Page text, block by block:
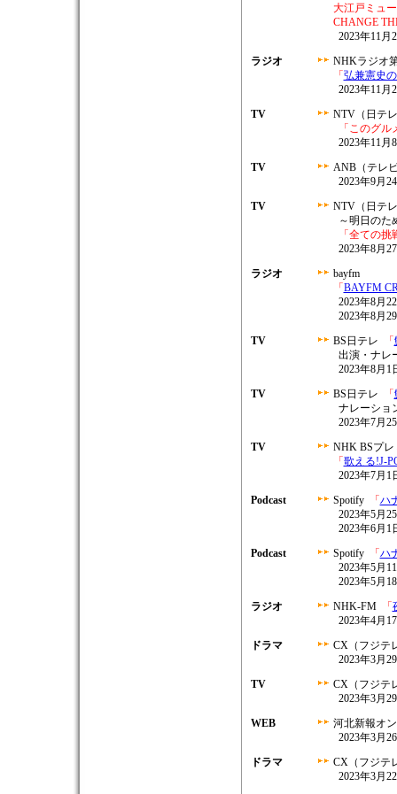
大江戸ミュ
CHANGE
2023年11月
ラジオ
NHKラジオ
「 弘兼憲史
2023年11月
TV
NTV（日テ
「このグ
2023年11月
TV
ANB（テレ
2023年9月
TV
NTV（日テ
～明日のた
「全ての
2023年8月
ラジオ
bayfm
「 BAYFM
2023年8月
2023年8月
TV
BS日テレ 「
出演・ナレ
2023年8月1
TV
BS日テレ 「
ナレーショ
2023年7月
TV
NHK BSプレ
「 歌える!J-
2023年7月1
Podcast
Spotify 「 ハ
2023年5月
2023年6月1
Podcast
Spotify 「 ハ
2023年5月
2023年5月
ラジオ
NHK-FM 「
2023年4月
ドラマ
CX（フジテ
2023年3月
TV
CX（フジテ
2023年3月
WEB
河北新報オ
2023年3月
ドラマ
CX（フジテ
2023年3月